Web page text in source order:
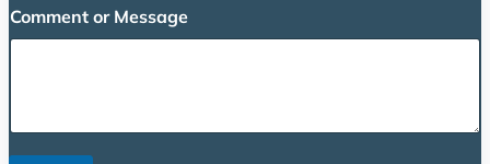
*
C
e
Comment or Message